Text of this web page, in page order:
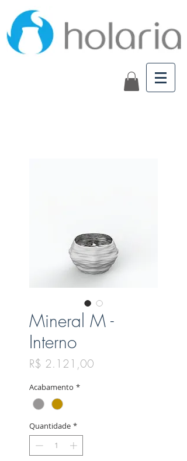
Mineral M -
Interno
R$ 2.121,00
Acabamento *
Quantidade *